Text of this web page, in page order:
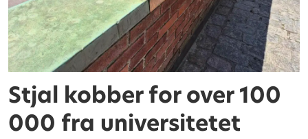
Stjal kobber for over 100
000 fra universitetet